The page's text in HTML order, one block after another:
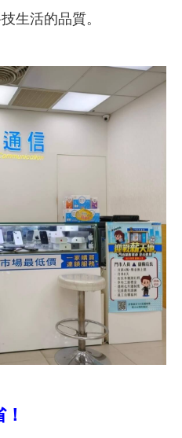
生活的品質。